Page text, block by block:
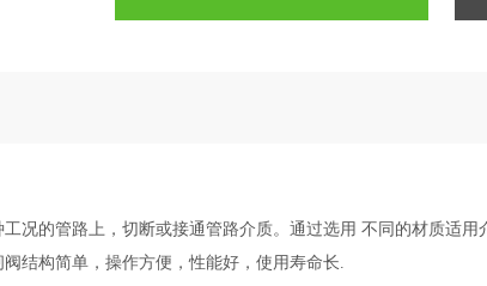
况的管路上，切断或接通管路介质。通过选用 不同的材质适
结构简单，操作方便，性能好，使用寿命长.